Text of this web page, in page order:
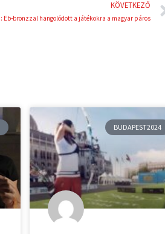
KÖVETKEZŐ
Eb-bronzzal hangolódott a játékokra a magyar páros
BUDAPEST2024